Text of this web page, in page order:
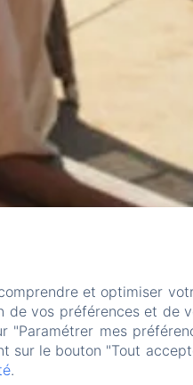
et optimiser
de vos préférences et de
"Paramétrer mes
sur le bouton "Tout
.